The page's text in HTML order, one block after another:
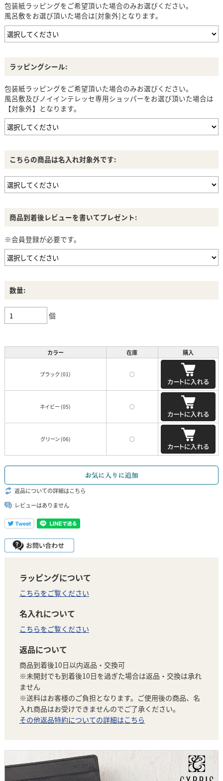
包装紙ラッピングをご希望頂いた場合のみお選びください。
風呂敷をお選び頂いた場合は[対象外]となります。
ラッピングシール:
包装紙ラッピングをご希望頂いた場合のみお選びください。
風呂敷及びノイインテレッセ専用ショッパーをお選び頂いた場合は
【対象外】となります。
こちらの商品は名入れ対象外です:
商品到着後レビューを書いてプレゼント:
※会員登録が必要です。
数量:
個
カラー 在庫 購入
ブラック (01) ○
ネイビー (05) ○
グリーン (06) ○
返品についての詳細はこちら
レビューはありません
ラッピングについて
こちらをご覧ください
名入れについて
こちらをご覧ください
返品について
商品到着後10日以内返品・交換可
※未開封でも到着後10日を過ぎた場合は返品・交換は承れ
ません
※送料はお客様のご負担となります。ご使用後の商品、名
入れ商品はお受けできませんのでご了承ください。
その他返品特約についての詳細はこちら